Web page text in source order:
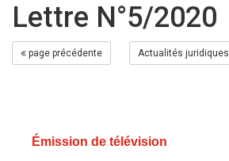
Lettre N°5/2020
page précédente Actualités juridiques
Émission de télévision